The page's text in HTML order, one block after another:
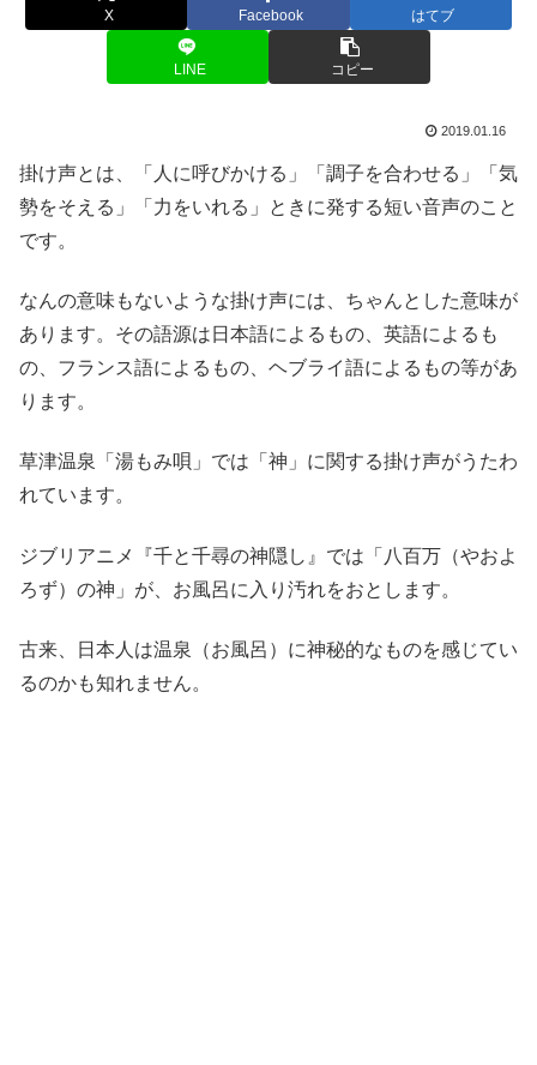
X Facebook はてブ
LINE コピー
2019.01.16
掛け声とは、「人に呼びかける」「調子を合わせる」「気
勢をそえる」「力をいれる」ときに発する短い音声のこと
です。
なんの意味もないような掛け声には、ちゃんとした意味が
あります。その語源は日本語によるもの、英語によるも
の、フランス語によるもの、ヘブライ語によるもの等があ
ります。
草津温泉「湯もみ唄」では「神」に関する掛け声がうたわ
れています。
ジブリアニメ『千と千尋の神隠し』では「八百万（やおよ
ろず）の神」が、お風呂に入り汚れをおとします。
古来、日本人は温泉（お風呂）に神秘的なものを感じてい
るのかも知れません。